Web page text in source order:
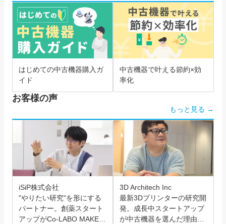
はじめての中古機器購入ガ
イド
中古機器で叶える節約×効
率化
お客様の声
もっと見る →
iSiP株式会社
"やりたい研究"を形にする
パートナー。創薬スタート
アップがCo-LABO MAKER
3D Architech Inc
最新3Dプリンターの研究開
発。成長中スタートアップ
が中古機器を選んだ理由と